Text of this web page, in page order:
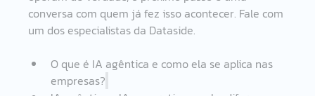
conversa com quem já fez isso acontecer. Fale com
um dos especialistas da Dataside.
O que é IA agêntica e como ela se aplica nas
empresas?